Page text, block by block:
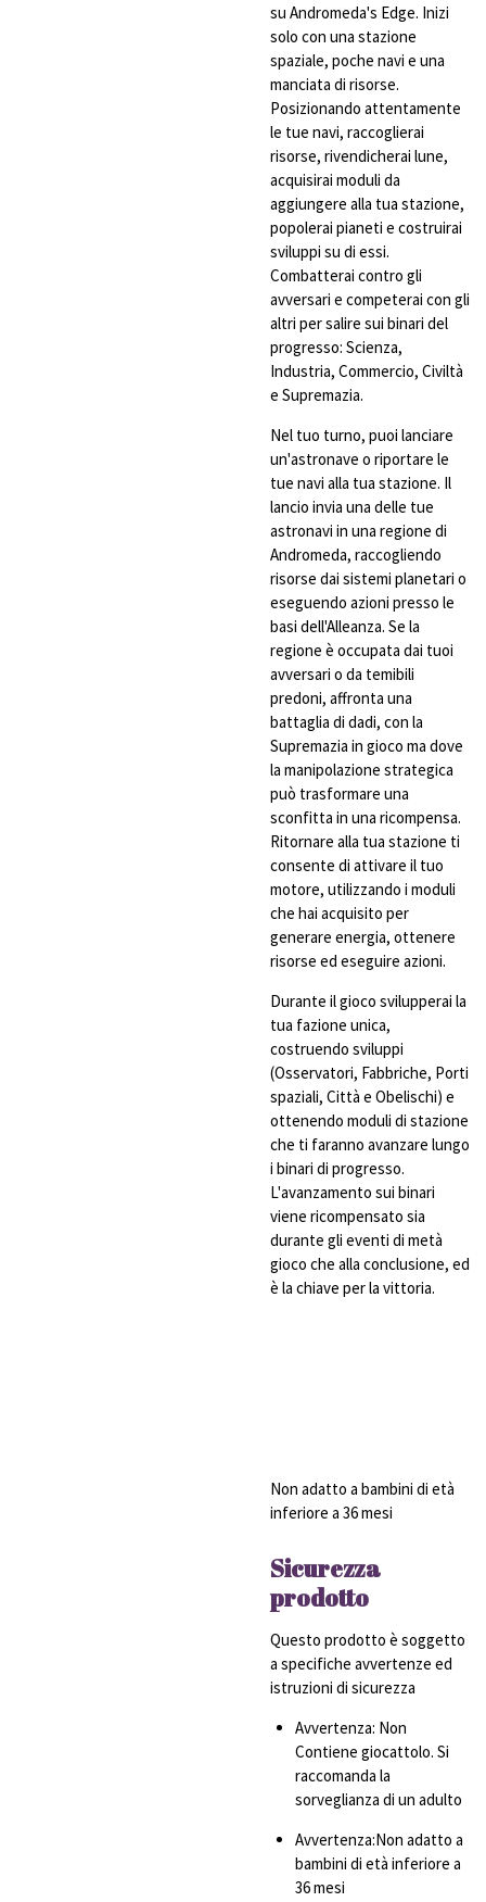
su Andromeda's Edge. Inizi
solo con una stazione
spaziale, poche navi e una
manciata di risorse.
Posizionando attentamente
le tue navi, raccoglierai
risorse, rivendicherai lune,
acquisirai moduli da
aggiungere alla tua stazione,
popolerai pianeti e costruirai
sviluppi su di essi.
Combatterai contro gli
avversari e competerai con gli
altri per salire sui binari del
progresso: Scienza,
Industria, Commercio, Civiltà
e Supremazia.
Nel tuo turno, puoi lanciare
un'astronave o riportare le
tue navi alla tua stazione. Il
lancio invia una delle tue
astronavi in ​​una regione di
Andromeda, raccogliendo
risorse dai sistemi planetari o
eseguendo azioni presso le
basi dell'Alleanza. Se la
regione è occupata dai tuoi
avversari o da temibili
predoni, affronta una
battaglia di dadi, con la
Supremazia in gioco ma dove
la manipolazione strategica
può trasformare una
sconfitta in una ricompensa.
Ritornare alla tua stazione ti
consente di attivare il tuo
motore, utilizzando i moduli
che hai acquisito per
generare energia, ottenere
risorse ed eseguire azioni.
Durante il gioco svilupperai la
tua fazione unica,
costruendo sviluppi
(Osservatori, Fabbriche, Porti
spaziali, Città e Obelischi) e
ottenendo moduli di stazione
che ti faranno avanzare lungo
i binari di progresso.
L'avanzamento sui binari
viene ricompensato sia
durante gli eventi di metà
gioco che alla conclusione, ed
è la chiave per la vittoria.
Non adatto a bambini di età
inferiore a 36 mesi
Sicurezza
prodotto
Questo prodotto è soggetto
a specifiche avvertenze ed
istruzioni di sicurezza
Avvertenza: Non
Contiene giocattolo. Si
raccomanda la
sorveglianza di un adulto
Avvertenza:Non adatto a
bambini di età inferiore a
36 mesi